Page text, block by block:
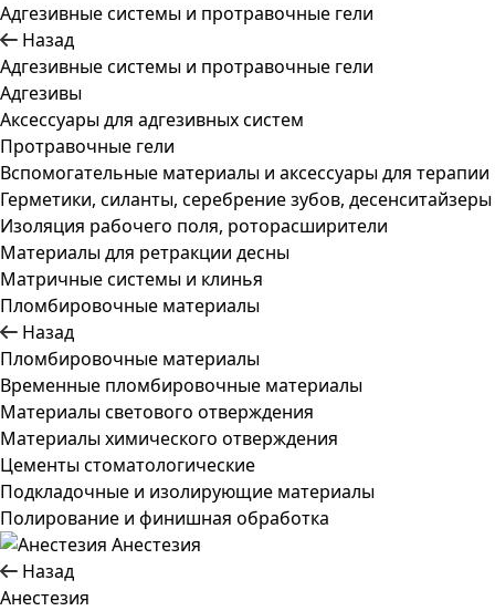
Адгезивные системы и протравочные гели
Назад
Адгезивные системы и протравочные гели
Адгезивы
Аксессуары для адгезивных систем
Протравочные гели
Вспомогательные материалы и аксессуары для терапии
Герметики, силанты, серебрение зубов, десенситайзеры
Изоляция рабочего поля, роторасширители
Материалы для ретракции десны
Матричные системы и клинья
Пломбировочные материалы
Назад
Пломбировочные материалы
Временные пломбировочные материалы
Материалы светового отверждения
Материалы химического отверждения
Цементы стоматологические
Подкладочные и изолирующие материалы
Полирование и финишная обработка
Анестезия
Назад
Анестезия